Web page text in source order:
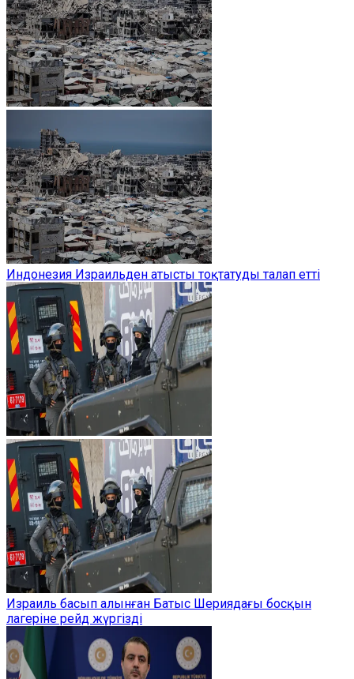
Индонезия Израильден атысты тоқтатуды талап етті
Израиль басып алынған Батыс Шериядағы босқын
лагеріне рейд жүргізді